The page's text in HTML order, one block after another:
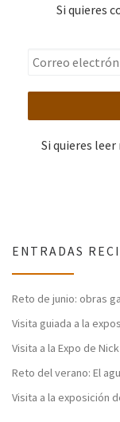
Si quieres
Si quieres
ENTRADAS
Reto de junio: obras
Visita guiada a la
Visita a la Expo de
Reto del verano: El
Visita a la exposición